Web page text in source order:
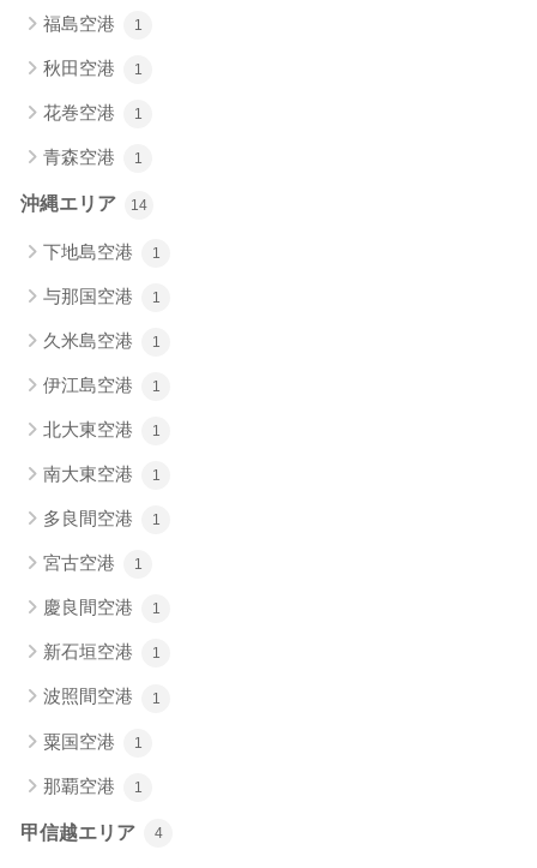
福島空港 1
秋田空港 1
花巻空港 1
青森空港 1
沖縄エリア 14
下地島空港 1
与那国空港 1
久米島空港 1
伊江島空港 1
北大東空港 1
南大東空港 1
多良間空港 1
宮古空港 1
慶良間空港 1
新石垣空港 1
波照間空港 1
粟国空港 1
那覇空港 1
甲信越エリア 4